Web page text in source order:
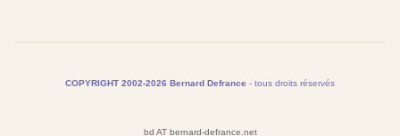
COPYRIGHT 2002-2026 Bernard Defrance - tous droits réservés
bd AT bernard-defrance.net